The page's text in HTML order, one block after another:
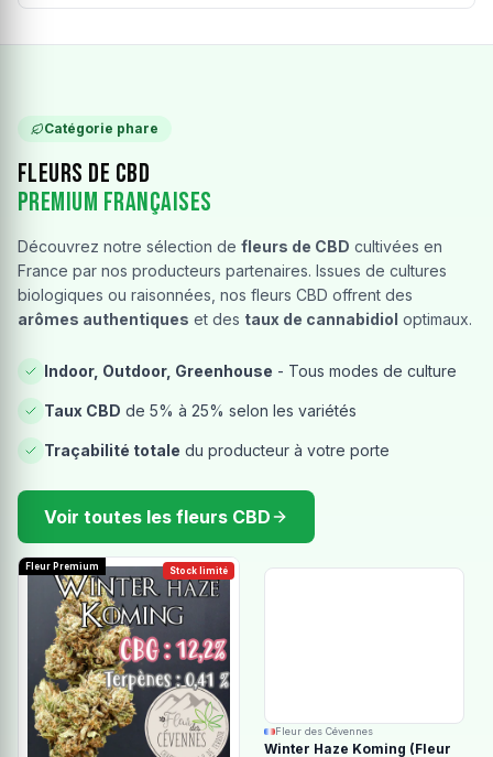
Catégorie phare
Fleurs de CBD
Premium Françaises
Découvrez notre sélection de fleurs de CBD cultivées en
France par nos producteurs partenaires. Issues de cultures
biologiques ou raisonnées, nos fleurs CBD offrent des
arômes authentiques et des taux de cannabidiol optimaux.
Indoor, Outdoor, Greenhouse - Tous modes de culture
Taux CBD de 5% à 25% selon les variétés
Traçabilité totale du producteur à votre porte
Voir toutes les fleurs CBD
Stock limité
Fleur Premium
Fleur des Cévennes
Winter Haze Koming (Fleur